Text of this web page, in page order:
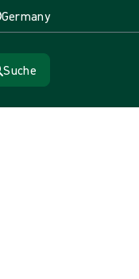
Germany
Suche